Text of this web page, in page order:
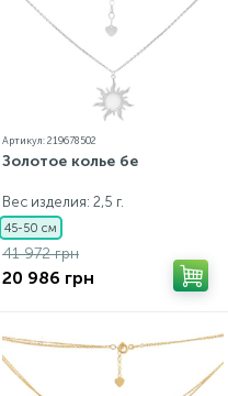
Артикул: 219678502
Золотое колье бе
Вес изделия: 2,5 г.
45-50 см
41 972 грн
20 986 грн